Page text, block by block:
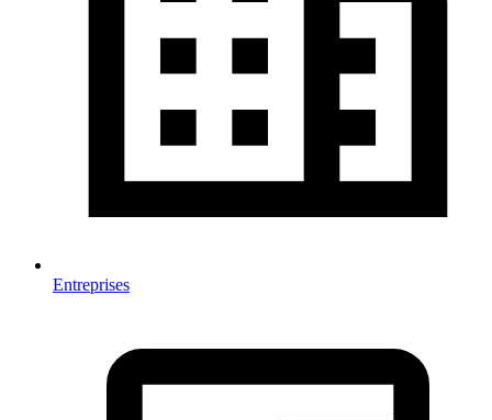
Entreprises